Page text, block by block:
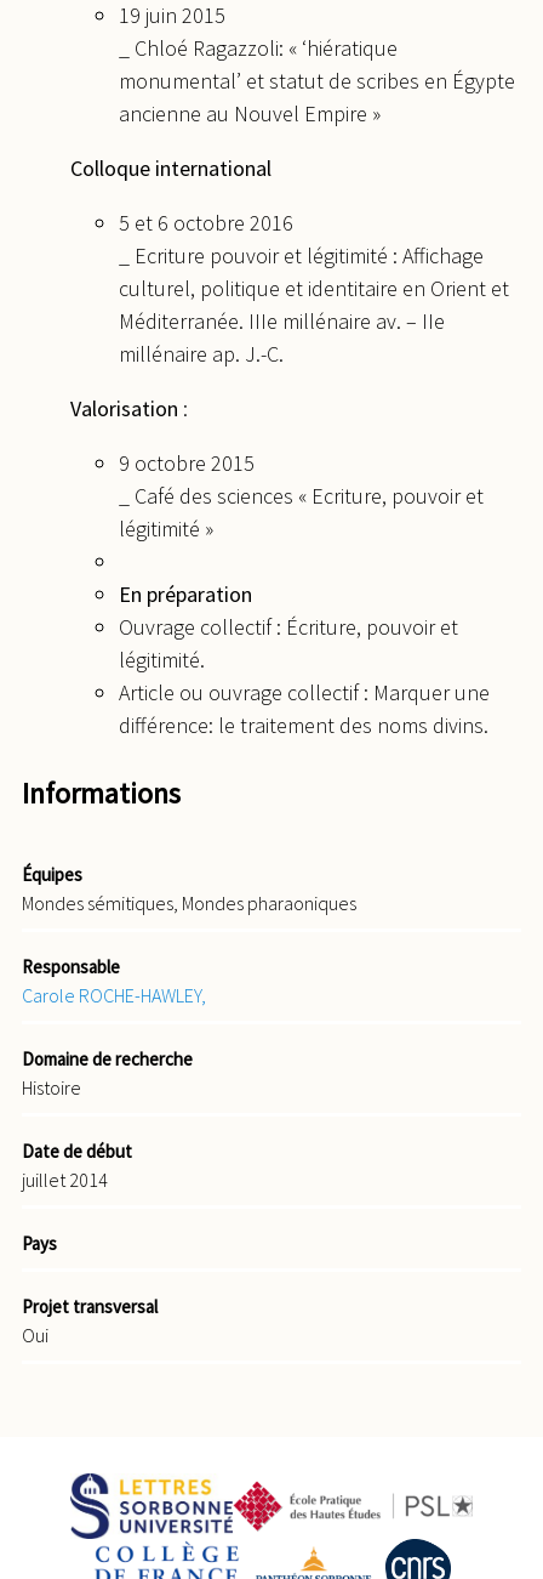
19 juin 2015
_ Chloé Ragazzoli: « ‘hiératique
monumental’ et statut de scribes en Égypte
ancienne au Nouvel Empire »
Colloque international
5 et 6 octobre 2016
_ Ecriture pouvoir et légitimité : Affichage
culturel, politique et identitaire en Orient et
Méditerranée. IIIe millénaire av. – IIe
millénaire ap. J.-C.
Valorisation :
9 octobre 2015
_ Café des sciences « Ecriture, pouvoir et
légitimité »
En préparation
Ouvrage collectif : Écriture, pouvoir et
légitimité.
Article ou ouvrage collectif : Marquer une
différence: le traitement des noms divins.
Informations
Équipes
Mondes sémitiques, Mondes pharaoniques
Responsable
Carole ROCHE-HAWLEY,
Domaine de recherche
Histoire
Date de début
juillet 2014
Pays
Projet transversal
Oui